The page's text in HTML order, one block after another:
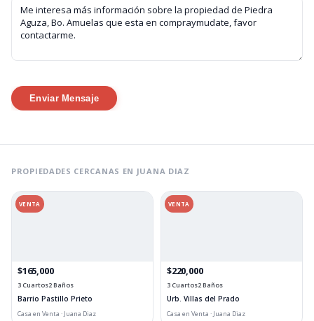
Enviar Mensaje
PROPIEDADES CERCANAS EN JUANA DIAZ
VENTA
$165,000
3 Cuartos2 Baños
Barrio Pastillo Prieto
Casa en Venta · Juana Diaz
VENTA
$220,000
3 Cuartos2 Baños
Urb. Villas del Prado
Casa en Venta · Juana Diaz